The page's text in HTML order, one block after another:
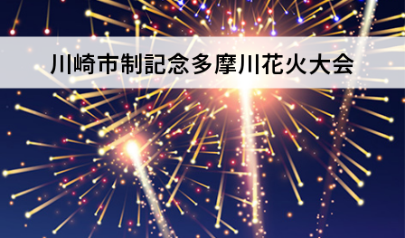
川崎市制記念多摩川花火大会